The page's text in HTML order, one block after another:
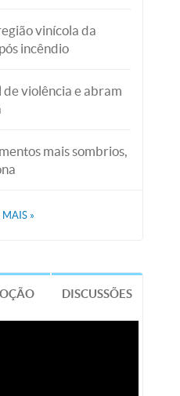
vinícola da
incêndio
de violência e abram
mais sombrios,
MAIS »
DISCUSSÕES